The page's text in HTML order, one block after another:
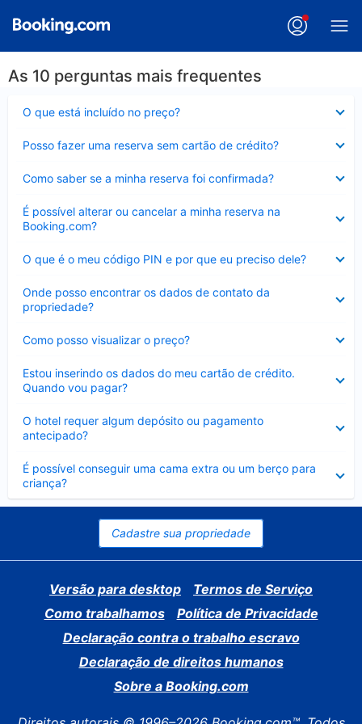
As 10 perguntas mais frequentes
O que está incluído no preço?
Posso fazer uma reserva sem cartão de crédito?
Como saber se a minha reserva foi confirmada?
É possível alterar ou cancelar a minha reserva na
Booking.com?
Contraído
O que é o meu código PIN e por que eu preciso dele?
Onde posso encontrar os dados de contato da
propriedade?
Como posso visualizar o preço?
Estou inserindo os dados do meu cartão de crédito.
Quando vou pagar?
O hotel requer algum depósito ou pagamento
antecipado?
É possível conseguir uma cama extra ou um berço para
criança?
Contraído
Cadastre sua propriedade
Versão para desktop
Termos de Serviço
Como trabalhamos
Política de Privacidade
Declaração contra o trabalho escravo
Declaração de direitos humanos
Sobre a Booking.com